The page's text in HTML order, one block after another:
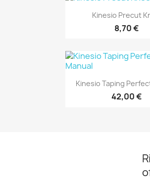

Kinesio Precut
8,70 €

Kinesio Taping
42,00 €